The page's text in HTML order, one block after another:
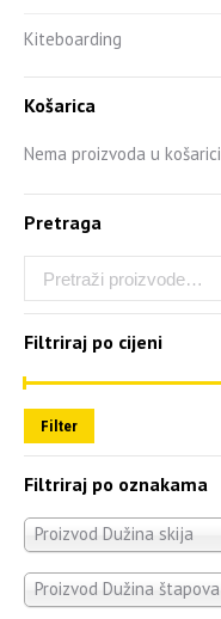
Kiteboarding
Košarica
Nema proizvoda u košarici
Pretraga
Filtriraj po cijeni
Filter
Filtriraj po oznakama
Proizvod Dužina skija
Proizvod Dužina štapova